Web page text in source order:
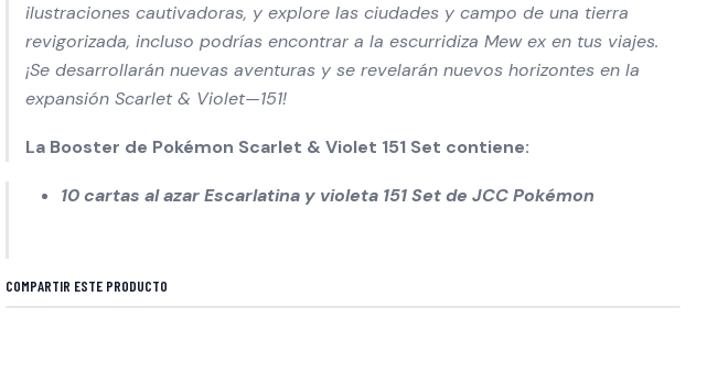
ilustraciones cautivadoras, y explore las ciudades y campo de una tierra
revigorizada, incluso podrías encontrar a la escurridiza Mew ex en tus viajes.
¡Se desarrollarán nuevas aventuras y se revelarán nuevos horizontes en la
expansión Scarlet & Violet—151!
La Booster de Pokémon Scarlet & Violet 151 Set contiene:
10 cartas al azar Escarlatina y violeta 151 Set de JCC Pokémon
COMPARTIR ESTE PRODUCTO